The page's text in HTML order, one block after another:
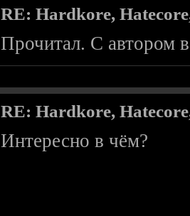
RE: Hardkore,
Прочитал. С автором
RE: Hardkore,
Интересно в чём?